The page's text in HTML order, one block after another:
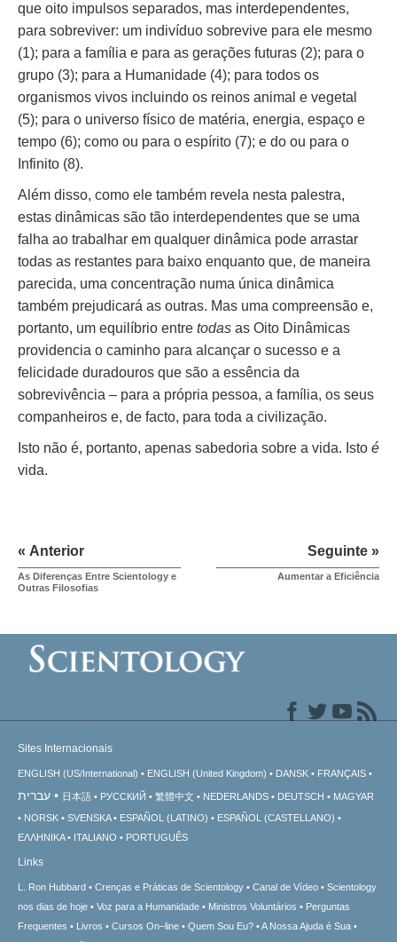
que oito impulsos separados, mas interdependentes,
para sobreviver: um indivíduo sobrevive para ele mesmo
(1); para a família e para as gerações futuras (2); para o
grupo (3); para a Humanidade (4); para todos os
organismos vivos incluindo os reinos animal e vegetal
(5); para o universo físico de matéria, energia, espaço e
tempo (6); como ou para o espírito (7); e do ou para o
Infinito (8).
Além disso, como ele também revela nesta palestra,
estas dinâmicas são tão interdependentes que se uma
falha ao trabalhar em qualquer dinâmica pode arrastar
todas as restantes para baixo enquanto que, de maneira
parecida, uma concentração numa única dinâmica
também prejudicará as outras. Mas uma compreensão e,
portanto, um equilíbrio entre todas as Oito Dinâmicas
providencia o caminho para alcançar o sucesso e a
felicidade duradouros que são a essência da
sobrevivência – para a própria pessoa, a família, os seus
companheiros e, de facto, para toda a civilização.
Isto não é, portanto, apenas sabedoria sobre a vida. Isto é
vida.
« Anterior
As Diferenças Entre Scientology e
Outras Filosofias
Seguinte »
Aumentar a Eficiência
Sites Internacionais
ENGLISH (US/International) ENGLISH (United Kingdom) DANSK FRANÇAIS
עברית 日本語 РУССКИЙ 繁體中文 NEDERLANDS DEUTSCH
MAGYAR
NORSK
SVENSKA ESPAÑOL (LATINO)
ESPAÑOL (CASTELLANO)
ΕΛΛΗΝΙΚA
ITALIANO PORTUGUÊS
Links
L. Ron Hubbard Crenças e Práticas de Scientology Canal de Vídeo
Scientology
nos dias de hoje
Voz para a Humanidade Ministros Voluntários
Perguntas
Frequentes
Livros Cursos On–line Quem Sou Eu?
A Nossa Ajuda é Sua